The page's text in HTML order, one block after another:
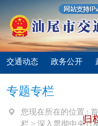
归
交通动态 政务公开
专题专栏
您现在所在的位置 :
栏 >深入贯彻中央八